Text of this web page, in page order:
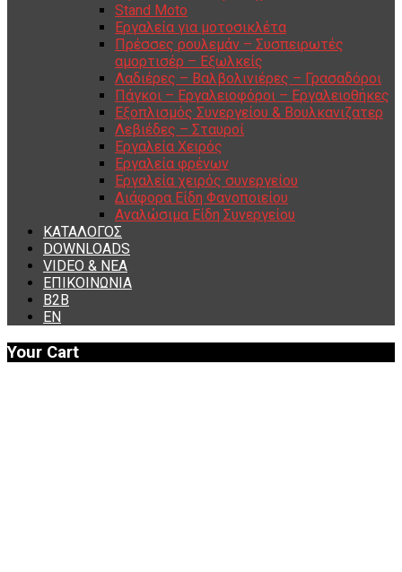
Stand Moto
Εργαλεία για μοτοσικλέτα
Πρέσσες ρουλεμάν – Συσπειρωτές
αμορτισέρ – Εξωλκείς
Λαδιέρες – Βαλβολινιέρες – Γρασαδόροι
Πάγκοι – Εργαλειοφόροι – Εργαλειοθήκες
Εξοπλισμός Συνεργείου & Βουλκανιζατερ
Λεβιέδες – Σταυροί
Εργαλεία Χειρός
Εργαλεία φρένων
Εργαλεία χειρός συνεργείου
Διάφορα Είδη Φανοποιείου
Αναλώσιμα Είδη Συνεργείου
ΚΑΤΑΛΟΓΟΣ
DOWNLOADS
VIDEO & ΝΕΑ
ΕΠΙΚΟΙΝΩΝΙΑ
B2B
ΕΝ
Your Cart